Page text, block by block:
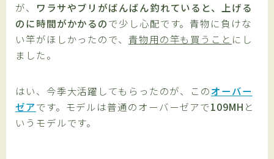
が、 ワラサやブリがばんばん釣れていると、上げる
のに時間がかかるので少し心配です。青物に負けな
い竿がほしかったので、 青物用の竿も買うこと にし
ました。
はい、今季大活躍してもらったのが、このオーバー
ゼアです。モデルは普通のオーバーゼアで109MH と
いうモデルです。